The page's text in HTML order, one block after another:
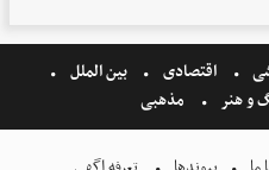
اقتصادی
بین الملل
و هنر مذهبی